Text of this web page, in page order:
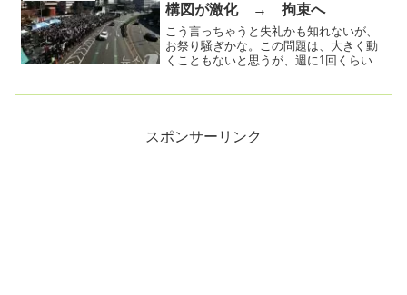
構図が激化 → 拘束へ
こう言っちゃうと失礼かも知れないが、
お祭り騒ぎかな。この問題は、大きく動
くこともないと思うが、週に1回くらいは
スポンサーリンク